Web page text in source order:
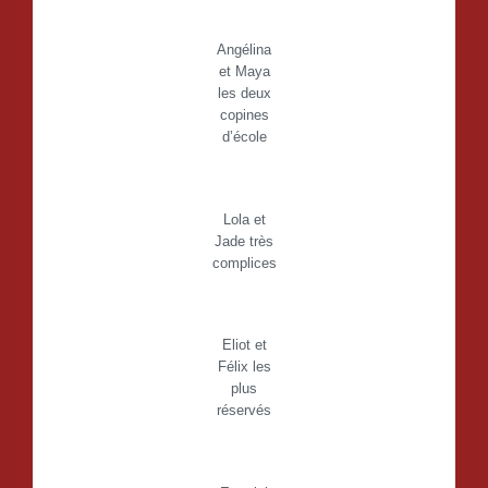
Angélina
et Maya
les deux
copines
d’école
Lola et
Jade très
complices
Eliot et
Félix les
plus
réservés